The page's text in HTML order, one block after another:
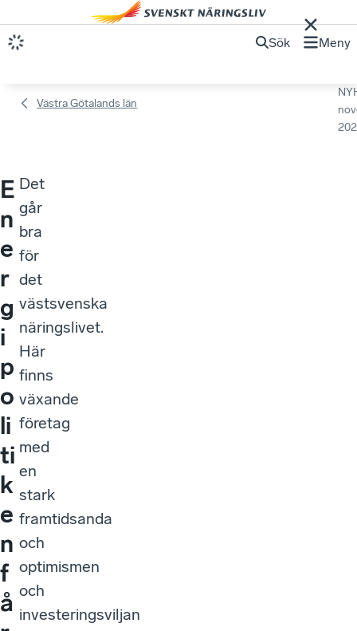
Sök Meny
Västra Götalands län
E
n
e
r
g
i
p
o
li
ti
k
e
n
f
å
Det
går
bra
för
det
västsvenska
näringslivet.
Här
finns
växande
företag
med
en
stark
framtidsanda
och
optimismen
och
investeringsviljan